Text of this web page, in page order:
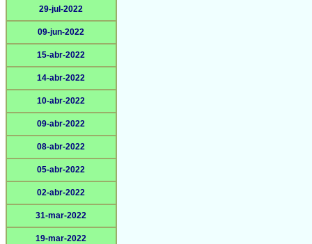
29-jul-2022
09-jun-2022
15-abr-2022
14-abr-2022
10-abr-2022
09-abr-2022
08-abr-2022
05-abr-2022
02-abr-2022
31-mar-2022
19-mar-2022